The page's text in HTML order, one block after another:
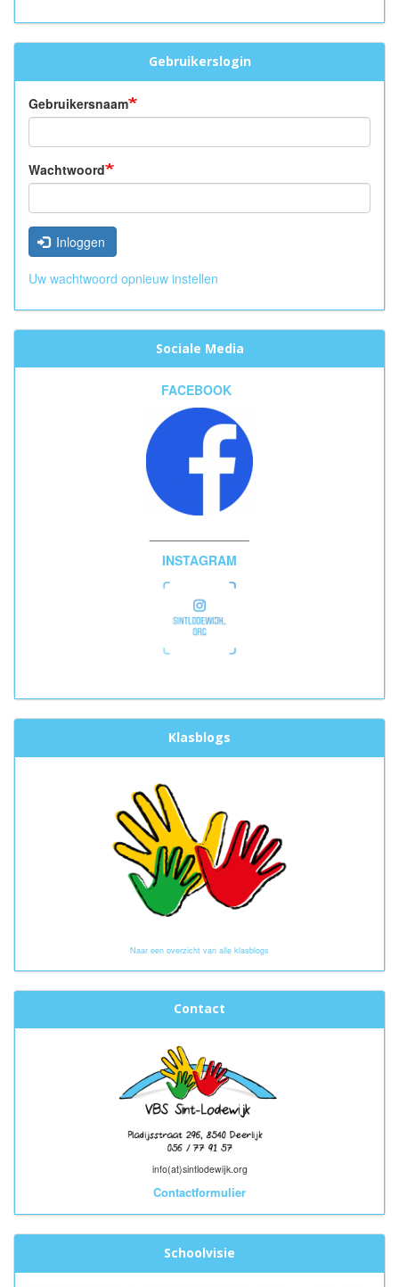
Gebruikerslogin
Gebruikersnaam
Wachtwoord
Inloggen
Uw wachtwoord opnieuw instellen
Sociale Media
FACEBOOK
INSTAGRAM
Klasblogs
Naar een overzicht van alle klasblogs
Contact
info(at)sintlodewijk.org
Contactformulier
Schoolvisie